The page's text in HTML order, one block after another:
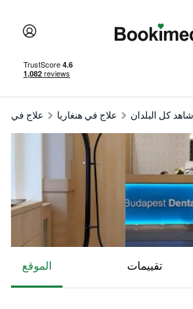
شاهد كل البلدان علاج في هنغاريا علاج في
تقييمات الموقع